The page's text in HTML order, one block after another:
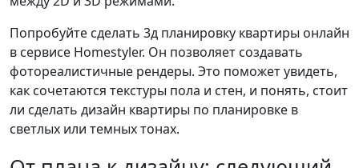
Попробуйте сделать 3д планировку квартиры онлайн
в сервисе Homestyler. Он позволяет создавать
фотореалистичные рендеры. Это поможет увидеть,
как сочетаются текстуры пола и стен, и понять, стоит
ли сделать дизайн квартиры по планировке в
светлых или темных тонах.